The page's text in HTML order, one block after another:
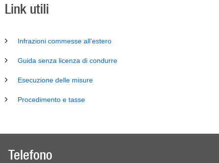
Link utili
Infrazioni commesse all'estero
Guida senza licenza di condurre
Esecuzione delle misure
Procedimento e tasse
Telefono